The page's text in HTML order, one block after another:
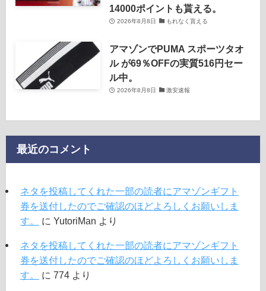
14000ポイントも貰える。
2026年8月8日 もれなく貰える
アマゾンでPUMA スポーツタオ
ル が69％OFFの実質516円セー
ル中。
2026年8月8日 激安速報
最近のコメント
ネタを投稿してくれた一部の読者にアマゾンギフト
券を送付したのでご確認のほどよろしくお願いしま
す。
に YutoriMan より
ネタを投稿してくれた一部の読者にアマゾンギフト
券を送付したのでご確認のほどよろしくお願いしま
す。
に 774より